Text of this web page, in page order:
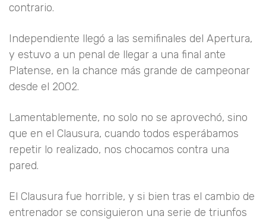
contrario.
Independiente llegó a las semifinales del Apertura,
y estuvo a un penal de llegar a una final ante
Platense, en la chance más grande de campeonar
desde el 2002.
Lamentablemente, no solo no se aprovechó, sino
que en el Clausura, cuando todos esperábamos
repetir lo realizado, nos chocamos contra una
pared.
El Clausura fue horrible, y si bien tras el cambio de
entrenador se consiguieron una serie de triunfos